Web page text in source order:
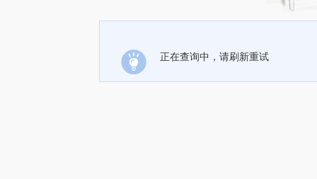
正在查询中，请刷新重试